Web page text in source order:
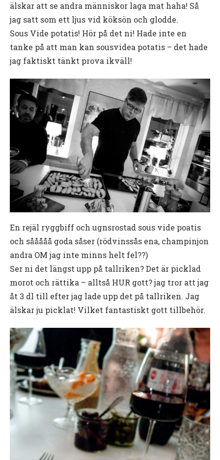
älskar att se andra människor laga mat haha! Så
jag satt som ett ljus vid köksön och glodde.
Sous Vide potatis! Hör på det ni! Hade inte en
tanke på att man kan sousvidea potatis – det hade
jag faktiskt tänkt prova ikväll!
En rejäl ryggbiff och ugnsrostad sous vide poatis
och sååååå goda såser (rödvinssås ena, champinjon
andra OM jag inte minns helt fel??)
Ser ni det längst upp på tallriken? Det är picklad
morot och rättika – alltså HUR gott? jag tror att jag
åt 3 dl till efter jag lade upp det på tallriken. Jag
älskar ju picklat! Vilket fantastiskt gott tillbehör.